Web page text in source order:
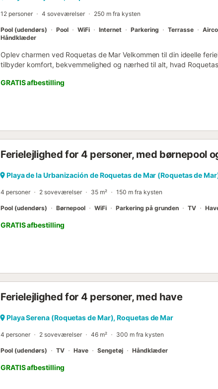
12 personer 4 soveværelser 250 m fra kysten
Pool (udendørs) Pool WiFi Internet Parkering Terrasse
Håndklæder
Oplev charmen ved Roquetas de Mar Velkommen til din ideelle
tilbyder komfort, bekvemmelighed og nærhed til alt, hvad
Have og pool: * Fuldt indhegnet, smukt anlagt. * Poolens
Tagterrasse: * Adgang via en trappe på tredje sal. * Faciliteter:
airconditioneret, med en ekstra vask, opvaskemaskine og formelt
Dobbeltseng, stort klædeskab, skrivebord, eget badeværelse og
Soveværelse 3: Dobbeltseng (kan omdannes til to enkeltsenge)
GRATIS afbestilling
Ferielejlighed for 4 personer, med børnepool
Playa de la Urbanización de Roquetas de Mar (Roquetas de
4 personer 2 soveværelser 35 m² 150 m fra kysten
Pool (udendørs) Børnepool WiFi Parkering på grunden TV
GRATIS afbestilling
Ferielejlighed for 4 personer, med have
Playa Serena (Roquetas de Mar), Roquetas de Mar
4 personer 2 soveværelser 46 m² 300 m fra kysten
Pool (udendørs) TV Have Sengetøj Håndklæder
GRATIS afbestilling